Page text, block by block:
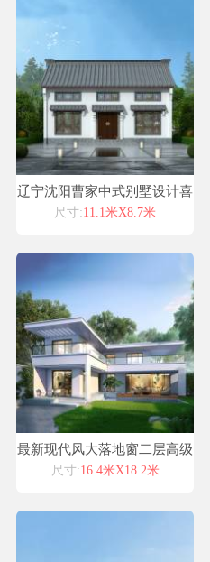
辽宁沈阳曹家中式别墅设计喜
天下别墅设计案例
尺寸:11.1米X8.7米
最新现代风大落地窗二层高级
别墅设计
尺寸:16.4米X18.2米